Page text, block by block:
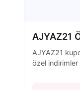
AJYAZ21
AJYAZ21
özel indirimler